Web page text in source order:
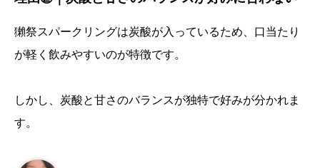
獺祭スパークリングは炭酸が入っているため、口当たり
が軽く飲みやすいのが特徴です。
しかし、炭酸と甘さのバランスが独特で好みが分かれま
す。